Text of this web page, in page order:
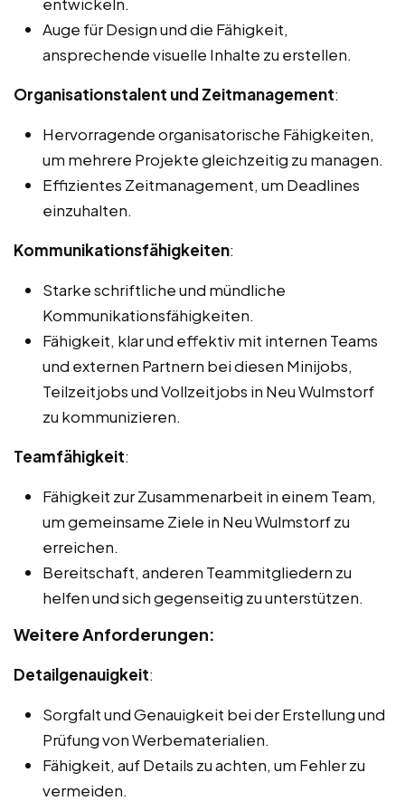
Auge für Design und die Fähigkeit,
ansprechende visuelle Inhalte zu erstellen.
Organisationstalent und Zeitmanagement:
Hervorragende organisatorische Fähigkeiten,
um mehrere Projekte gleichzeitig zu managen.
Effizientes Zeitmanagement, um Deadlines
einzuhalten.
Kommunikationsfähigkeiten:
Starke schriftliche und mündliche
Kommunikationsfähigkeiten.
Fähigkeit, klar und effektiv mit internen Teams
und externen Partnern bei diesen Minijobs,
Teilzeitjobs und Vollzeitjobs in Neu Wulmstorf
zu kommunizieren.
Teamfähigkeit:
Fähigkeit zur Zusammenarbeit in einem Team,
um gemeinsame Ziele in Neu Wulmstorf zu
erreichen.
Bereitschaft, anderen Teammitgliedern zu
helfen und sich gegenseitig zu unterstützen.
Weitere Anforderungen:
Detailgenauigkeit:
Sorgfalt und Genauigkeit bei der Erstellung und
Prüfung von Werbematerialien.
Fähigkeit, auf Details zu achten, um Fehler zu
vermeiden.